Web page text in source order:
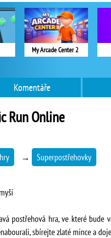
My Arcade Center 2
Komentáře
Run Online
→ Superpostřehovky
postřehová hra, ve které
sbírejte zlaté mince a